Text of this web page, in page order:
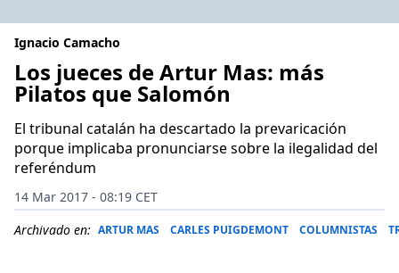
Ignacio Camacho
Los jueces de Artur Mas: más
Pilatos que Salomón
El tribunal catalán ha descartado la prevaricación
porque implicaba pronunciarse sobre la ilegalidad del
referéndum
14 Mar 2017 - 08:19 CET
Archivado en: ARTUR MAS CARLES PUIGDEMONT COLUMNISTAS